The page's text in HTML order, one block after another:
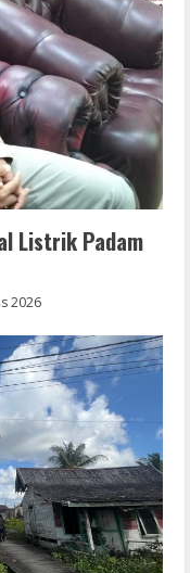
Listrik Padam
2026